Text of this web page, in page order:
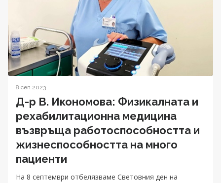
8 сеп 2023
Д-р В. Икономова: Физикалната и
рехабилитационна медицина
възвръща работоспособността и
жизнеспособността на много
пациенти
На 8 септември отбелязваме Световния ден на